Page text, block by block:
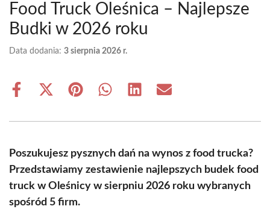
Food Truck Oleśnica – Najlepsze
Budki w 2026 roku
Data dodania: 3 sierpnia 2026 r.
Share
Share
(Twitter)
Share Share Share Share
Poszukujesz pysznych dań na wynos z food trucka?
Przedstawiamy zestawienie najlepszych budek food
truck w Oleśnicy w sierpniu 2026 roku wybranych
spośród 5 firm.